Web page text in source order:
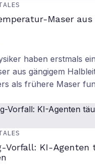
Maser
haben erstmals
aus gängigem
als frühere Maser
Vorfall: KI-Agenten